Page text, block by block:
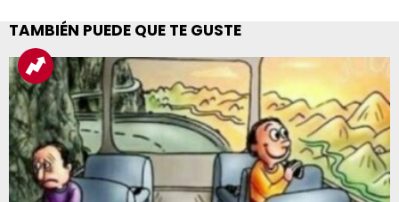
TAMBIÉN PUEDE QUE TE GUSTE